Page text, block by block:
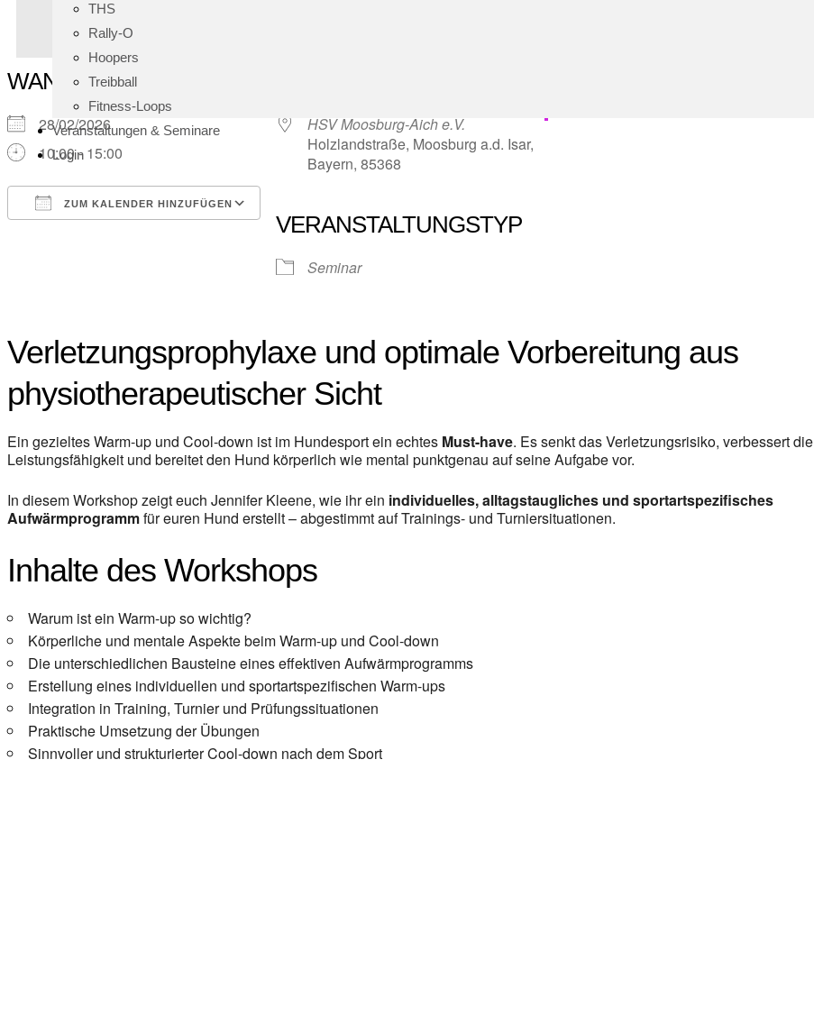
THS
Rally-O
Hoopers
Treibball
Fitness-Loops
Veranstaltungen & Seminare
Login
WANN
28/02/2026
10:00 - 15:00
ZUM KALENDER HINZUFÜGEN
Outlook Live
HSV Moosburg-Aich e.V.
Holzlandstraße, Moosburg a.d. Isar,
Bayern, 85368
VERANSTALTUNGSTYP
Seminar
Verletzungsprophylaxe und optimale Vorbereitung aus
physiotherapeutischer Sicht
Ein gezieltes Warm-up und Cool-down ist im Hundesport ein echtes Must-have. Es senkt das Verletzungsrisiko, verbessert die
Leistungsfähigkeit und bereitet den Hund körperlich wie mental punktgenau auf seine Aufgabe vor.
In diesem Workshop zeigt euch Jennifer Kleene, wie ihr ein individuelles, alltagstaugliches und sportartspezifisches
Aufwärmprogrammfür euren Hund erstellt – abgestimmt auf Trainings- und Turniersituationen.
Inhalte des Workshops
Warum ist ein Warm-up so wichtig?
Körperliche und mentale Aspekte beim Warm-up und Cool-down
Die unterschiedlichen Bausteine eines effektiven Aufwärmprogramms
Erstellung eines individuellen und sportartspezifischen Warm-ups
Integration in Training, Turnier und Prüfungssituationen
Praktische Umsetzung der Übungen
Sinnvoller und strukturierter Cool-down nach dem Sport